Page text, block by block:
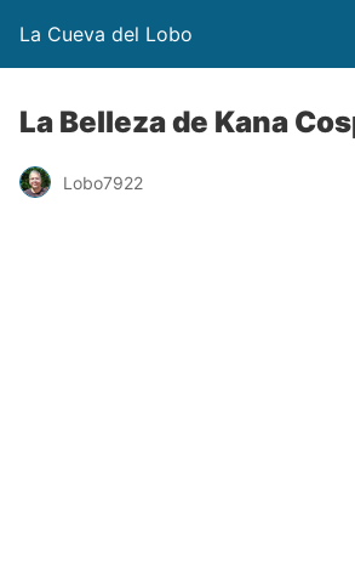
La Cueva del Lobo
La Belleza de Kana
Lobo7922